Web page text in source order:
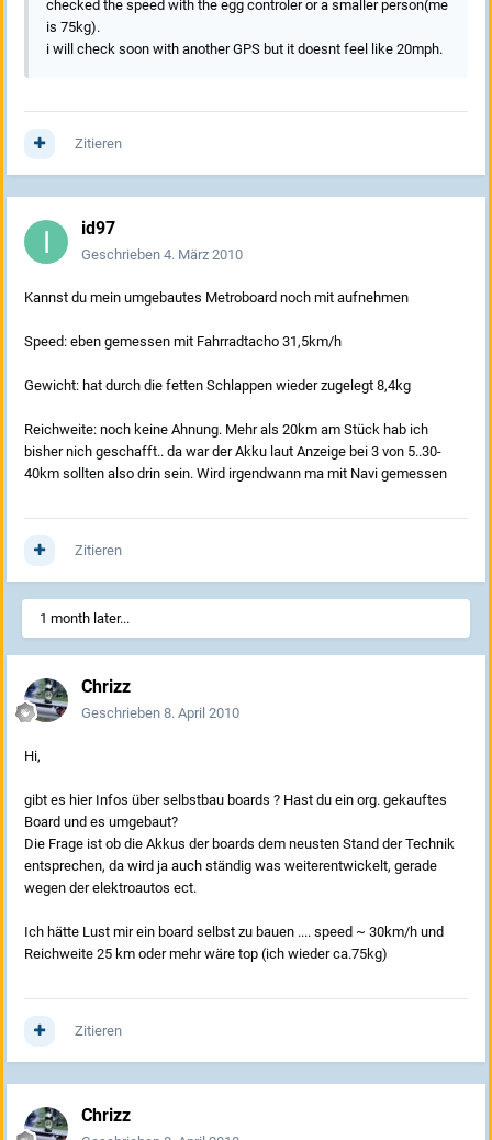
checked the speed with the egg controler or a smaller person(me
is 75kg).
i will check soon with another GPS but it doesnt feel like 20mph.
Zitieren
id97
Geschrieben 4. März 2010
Kannst du mein umgebautes Metroboard noch mit aufnehmen
Speed: eben gemessen mit Fahrradtacho 31,5km/h
Gewicht: hat durch die fetten Schlappen wieder zugelegt 8,4kg
Reichweite: noch keine Ahnung. Mehr als 20km am Stück hab ich
bisher nich geschafft.. da war der Akku laut Anzeige bei 3 von 5..30-
40km sollten also drin sein. Wird irgendwann ma mit Navi gemessen
Zitieren
1 month later...
Chrizz
Geschrieben 8. April 2010
Hi,
gibt es hier Infos über selbstbau boards ? Hast du ein org. gekauftes
Board und es umgebaut?
Die Frage ist ob die Akkus der boards dem neusten Stand der Technik
entsprechen, da wird ja auch ständig was weiterentwickelt, gerade
wegen der elektroautos ect.
Ich hätte Lust mir ein board selbst zu bauen .... speed ~ 30km/h und
Reichweite 25 km oder mehr wäre top (ich wieder ca.75kg)
Zitieren
Chrizz